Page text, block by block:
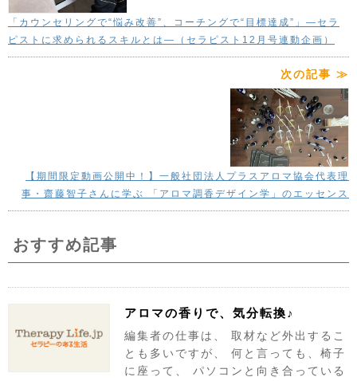
「カウンセリングで“悩み改善”、コーチングで“目標達成”」—セラ
ピストに求められるスキルとは―（セラピスト12月号連動企画）
次の記事 ≫
【期間限定動画公開中！】一般社団法人プラスアロマ協会代表理
事・齋藤智子さんに学ぶ 「アロマ調香デザイン学」のエッセンス
おすすめ記事
アロマの香りで、気分転換♪
編集者の仕事は、 取材など外出するこ
とも多いですが、 何と言っても、椅子
に座って、 パソコンと向き合っている